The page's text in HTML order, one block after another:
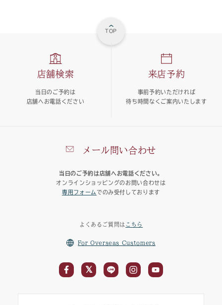
TOP
メール問い合わせ
当日のご予約は店舗へお電話ください。
オンラインショッピングのお問い合わせは
専用フォーム でのみ受付しております
店舗検索
当日のご予約は
店舗へお電話ください
来店予約
事前予約いただければ
待ち時間なくご案内いたします
よくあるご質問は こちら
For Overseas Customers